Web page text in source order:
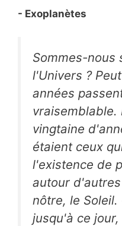
- Exoplanètes
Sommes-nous
l'Univers ?
années
vraisemblable.
vingtaine
étaient ceux
l'existence de
autour
nôtre, le
jusqu'à ce